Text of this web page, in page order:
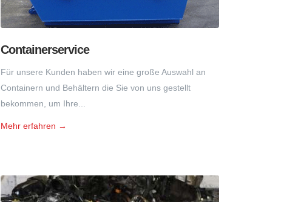
Containerservice
Für unsere Kunden haben wir eine große Auswahl an
Containern und Behältern die Sie von uns gestellt
bekommen, um Ihre...
Mehr erfahren →